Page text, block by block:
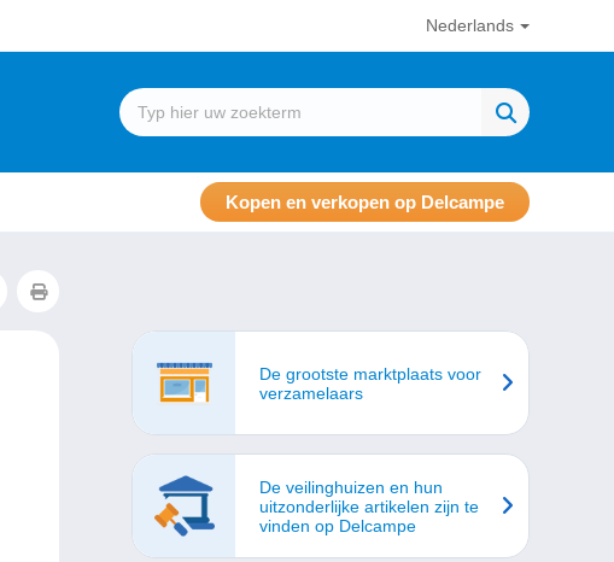
Nederlands
Kopen en verkopen op Delcampe
De grootste marktplaats voor
verzamelaars
De veilinghuizen en hun
uitzonderlijke artikelen zijn te
vinden op Delcampe